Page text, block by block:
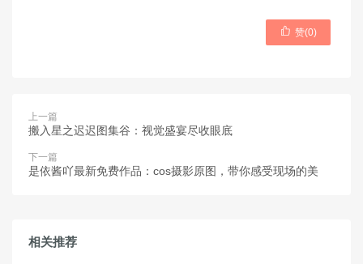
 赞(0)
上一篇
搬入星之迟迟图集谷：视觉盛宴尽收眼底
下一篇
是依酱吖最新免费作品：cos摄影原图，带你感受现场的美
相关推荐